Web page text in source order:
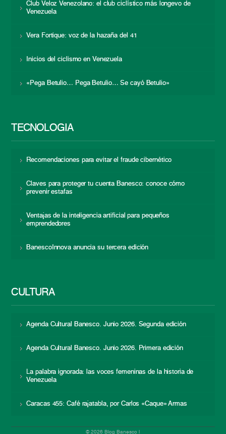
Club Veloz Venezolano: el club ciclístico más longevo de
Venezuela
Vera Fortique: voz de la hazaña del 41
Inicios del ciclismo en Venezuela
«Pega Betulio… Pega Betulio… Se cayó Betulio»
TECNOLOGÍA
Recomendaciones para evitar el fraude cibernético
Claves para proteger tu cuenta Banesco: conoce cómo
prevenir estafas
Ventajas de la inteligencia artificial para pequeños
emprendedores
BanescoInnova anuncia su tercera edición
CULTURA
Agenda Cultural Banesco. Junio 2026. Segunda edición
Agenda Cultural Banesco. Junio 2026. Primera edición
La palabra ignorada: las voces femeninas de la historia de
Venezuela
Caracas 455: Café rajatabla, por Carlos «Caque» Armas
© 2026 Blog Banesco |